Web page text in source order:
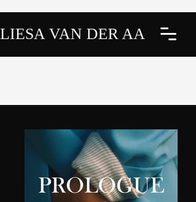
LIESA VAN DER AA